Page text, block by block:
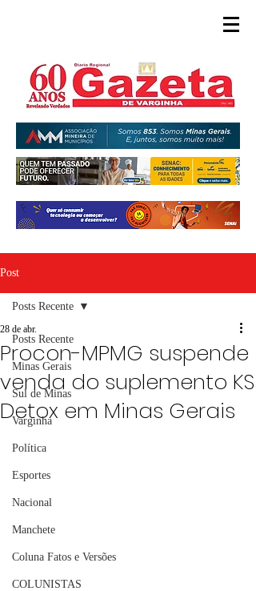
Post
Posts Recente
Minas Gerais
Sul de Minas
Varginha
Política
Esportes
Nacional
Manchete
Coluna Fatos e Versões
COLUNISTAS
Posts Recente
Procon-MPMG suspende
venda do suplemento KS
Detox em Minas Gerais
28 de abr.